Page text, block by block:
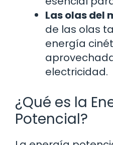
Las olas del
de las olas
energía
electricidad.
¿Qué es la
Potencial?